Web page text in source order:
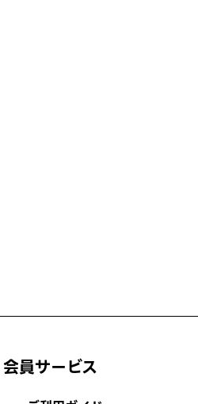
会員サービス